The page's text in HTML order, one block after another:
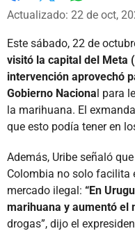
Facebook
X
Actualizado: 22 de oct,
Este sábado, 22 de
visitó la capital del Meta
intervención aprovechó
Gobierno Nacional para
la marihuana. El
que esto podía tener en
Además, Uribe señaló
Colombia no solo facilita
mercado ilegal: “En
marihuana y aumentó el
drogas”, dijo el